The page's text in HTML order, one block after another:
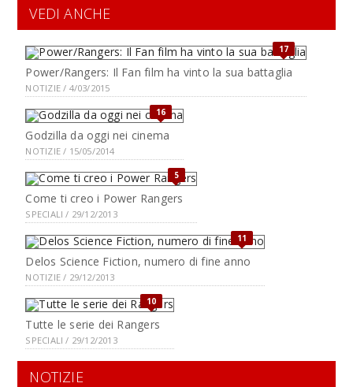
VEDI ANCHE
17
Power/Rangers: Il Fan film ha vinto la sua battaglia
NOTIZIE / 4/03/2015
16
Godzilla da oggi nei cinema
NOTIZIE / 15/05/2014
5
Come ti creo i Power Rangers
SPECIALI / 29/12/2013
11
Delos Science Fiction, numero di fine anno
NOTIZIE / 29/12/2013
10
Tutte le serie dei Rangers
SPECIALI / 29/12/2013
NOTIZIE